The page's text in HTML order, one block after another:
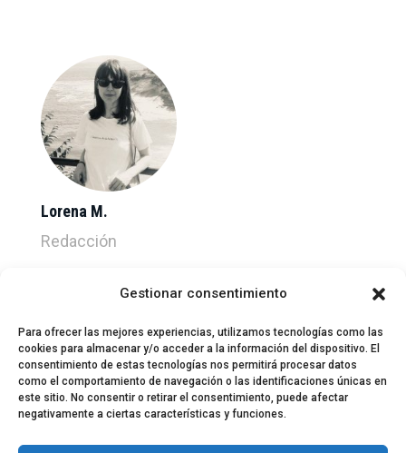
Gestionar consentimiento
Para ofrecer las mejores experiencias, utilizamos tecnologías como las
cookies para almacenar y/o acceder a la información del dispositivo. El
consentimiento de estas tecnologías nos permitirá procesar datos
como el comportamiento de navegación o las identificaciones únicas en
este sitio. No consentir o retirar el consentimiento, puede afectar
negativamente a ciertas características y funciones.
Lorena M.
Redacción